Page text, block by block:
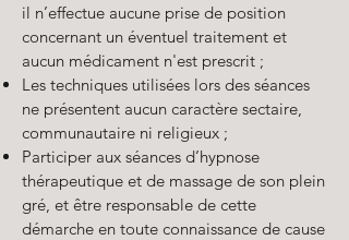
il n’effectue aucune prise de position
concernant un éventuel traitement et
aucun médicament n'est prescrit ;
Les techniques utilisées lors des séances
ne présentent aucun caractère sectaire,
communautaire ni religieux ;
Participer aux séances d’hypnose
thérapeutique et de massage de son plein
gré, et être responsable de cette
démarche en toute connaissance de cause